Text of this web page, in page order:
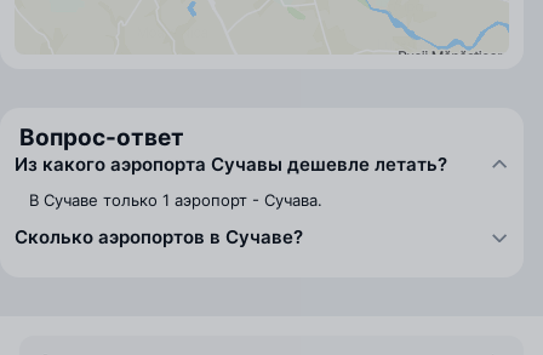
Вопрос-ответ
Из какого аэропорта Сучавы дешевле летать?
В Сучаве только 1 аэропорт - Сучава.
Сколько аэропортов в Сучаве?